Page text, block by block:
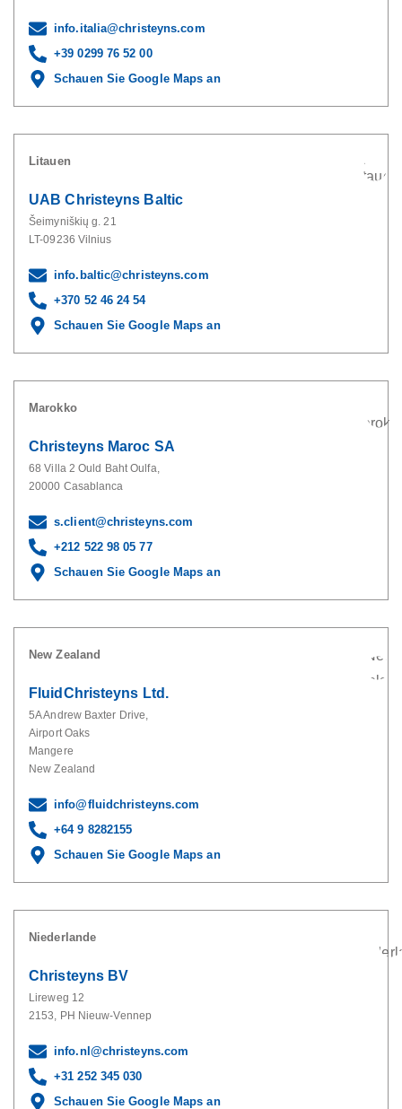
info.italia@christeyns.com
+39 0299 76 52 00
Schauen Sie Google Maps an
Litauen
UAB Christeyns Baltic
Šeimyniškių g. 21
LT-09236 Vilnius
info.baltic@christeyns.com
+370 52 46 24 54
Schauen Sie Google Maps an
Marokko
Christeyns Maroc SA
68 Villa 2 Ould Baht Oulfa,
20000 Casablanca
s.client@christeyns.com
+212 522 98 05 77
Schauen Sie Google Maps an
New Zealand
FluidChristeyns Ltd.
5A Andrew Baxter Drive,
Airport Oaks
Mangere
New Zealand
info@fluidchristeyns.com
+64 9 8282155
Schauen Sie Google Maps an
Niederlande
Christeyns BV
Lireweg 12
2153, PH Nieuw-Vennep
info.nl@christeyns.com
+31 252 345 030
Schauen Sie Google Maps an